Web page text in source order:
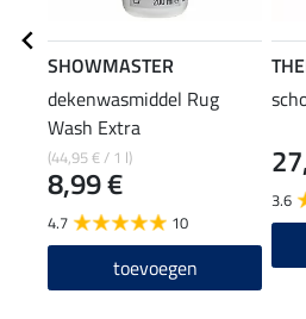
SHOWMASTER
dekenwasmiddel Rug
Wash Extra
(44,95 € / 1 l)
8,99 €
4.7 10
toevoegen
3.6